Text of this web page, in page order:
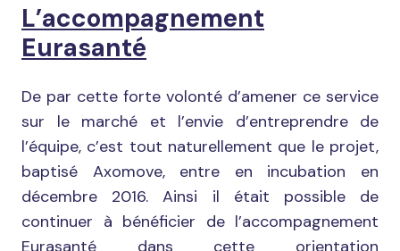
L’accompagnement
Eurasanté
De par cette forte volonté d’amener ce service
sur le marché et l’envie d’entreprendre de
l’équipe, c’est tout naturellement que le projet,
baptisé Axomove, entre en incubation en
décembre 2016. Ainsi il était possible de
continuer à bénéficier de l’accompagnement
Eurasanté dans cette orientation